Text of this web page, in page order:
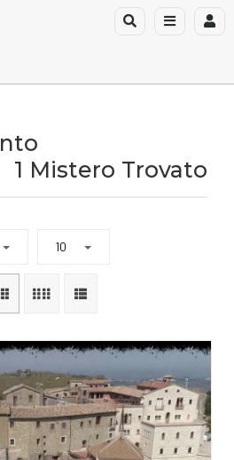
1 Mistero Trovato
10